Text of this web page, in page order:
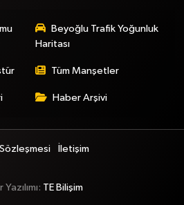
Beyoğlu Trafik Yoğunluk
Haritası
Tüm Manşetler
Haber Arşivi
İletişim
TE Bilişim